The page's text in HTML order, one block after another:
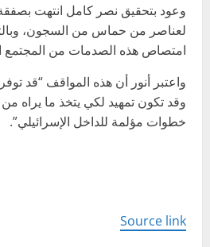
وعود بتحقيق نصر كامل انتهت
لعناصر من حماس من السجون،
امتصاص هذه الصدمات من المجتمع
واعتبر أنور أن هذه المواقف “قد توفر
وقد تكون تمهيد لكي يتخذ ما يراه من
خطوات مؤلمة للداخل الإسرائيلي”.
Source link